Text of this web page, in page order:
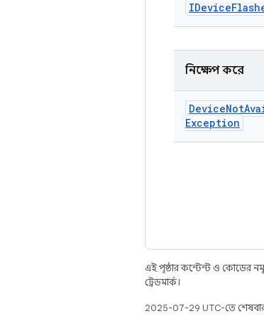
IDevice
নিক্ষেপ করে
DeviceNot
Exception
এই পৃষ্ঠার কন্টেন্ট ও কোডের
ট্রেডমার্ক।
2025-07-29 UTC-তে